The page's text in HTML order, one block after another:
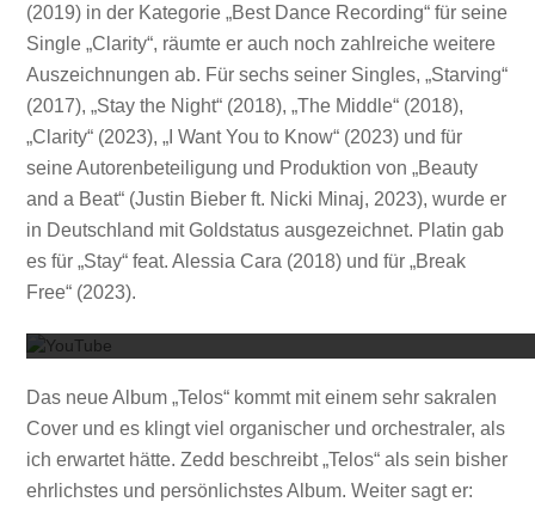
(2019) in der Kategorie „Best Dance Recording“ für seine
Single „Clarity“, räumte er auch noch zahlreiche weitere
Auszeichnungen ab. Für sechs seiner Singles, „Starving“
(2017), „Stay the Night“ (2018), „The Middle“ (2018),
„Clarity“ (2023), „I Want You to Know“ (2023) und für
seine Autorenbeteiligung und Produktion von „Beauty
and a Beat“ (Justin Bieber ft. Nicki Minaj, 2023), wurde er
in Deutschland mit Goldstatus ausgezeichnet. Platin gab
es für „Stay“ feat. Alessia Cara (2018) und für „Break
Free“ (2023).
Das neue Album „Telos“ kommt mit einem sehr sakralen
Cover und es klingt viel organischer und orchestraler, als
ich erwartet hätte. Zedd beschreibt „Telos“ als sein bisher
ehrlichstes und persönlichstes Album. Weiter sagt er: